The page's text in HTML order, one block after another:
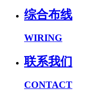
综合布线
WIRING
联系我们
CONTACT